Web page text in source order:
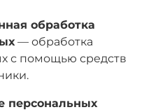
обработка
— обработка
с помощью средств
персональных